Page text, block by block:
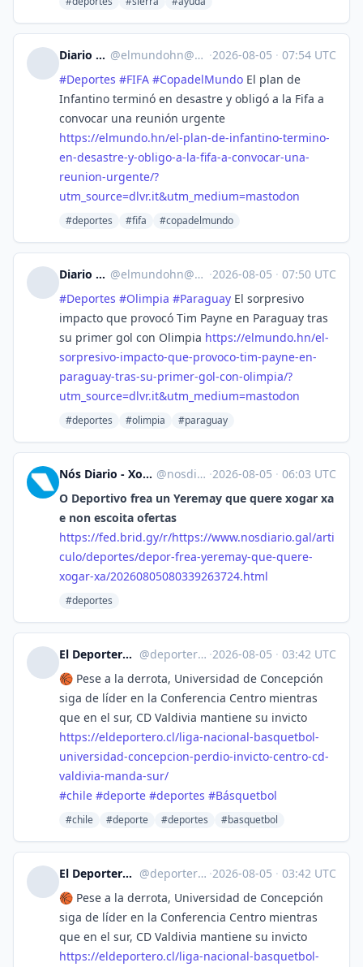
Diario El Mundo @elmundohn@mastodon.social ·2026-08-05 · 07:54 UTC
#Deportes #FIFA #CopadelMundo El plan de
Infantino terminó en desastre y obligó a la Fifa a
convocar una reunión urgente
https://elmundo.hn/el-plan-de-infantino-termino-
en-desastre-y-obligo-a-la-fifa-a-convocar-una-
reunion-urgente/?
utm_source=dlvr.it&utm_medium=mastodon
#deportes #fifa #copadelmundo
Diario El Mundo @elmundohn@mastodon.social ·2026-08-05 · 07:50 UTC
#Deportes #Olimpia #Paraguay El sorpresivo
impacto que provocó Tim Payne en Paraguay tras
su primer gol con Olimpia https://elmundo.hn/el-
sorpresivo-impacto-que-provoco-tim-payne-en-
paraguay-tras-su-primer-gol-con-olimpia/?
utm_source=dlvr.it&utm_medium=mastodon
#deportes #olimpia #paraguay
Nós Diario - Xornal de intereses galegos [Unofficial] @nosdiario.gal@web.brid.gy ·2026-08-05 · 06:03 UTC
O Deportivo frea un Yeremay que quere xogar xa
e non escoita ofertas
https://fed.brid.gy/r/https://www.nosdiario.gal/arti
culo/deportes/depor-frea-yeremay-que-quere-
xogar-xa/20260805080339263724.html
#deportes
El Deportero :verified: :fiu: @deporterochile@lile.cl ·2026-08-05 · 03:42 UTC
🏀 Pese a la derrota, Universidad de Concepción
siga de líder en la Conferencia Centro mientras
que en el sur, CD Valdivia mantiene su invicto
https://eldeportero.cl/liga-nacional-basquetbol-
universidad-concepcion-perdio-invicto-centro-cd-
valdivia-manda-sur/
#chile #deporte #deportes #Básquetbol
#chile #deporte #deportes #basquetbol
El Deportero :verified: :fiu: @deporterochile@lile.cl ·2026-08-05 · 03:42 UTC
🏀 Pese a la derrota, Universidad de Concepción
siga de líder en la Conferencia Centro mientras
que en el sur, CD Valdivia mantiene su invicto
https://eldeportero.cl/liga-nacional-basquetbol-